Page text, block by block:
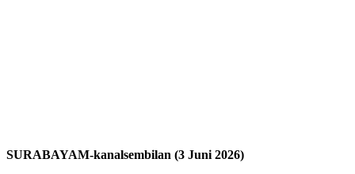
SURABAYAM-kanalsembilan (3 Juni 2026)